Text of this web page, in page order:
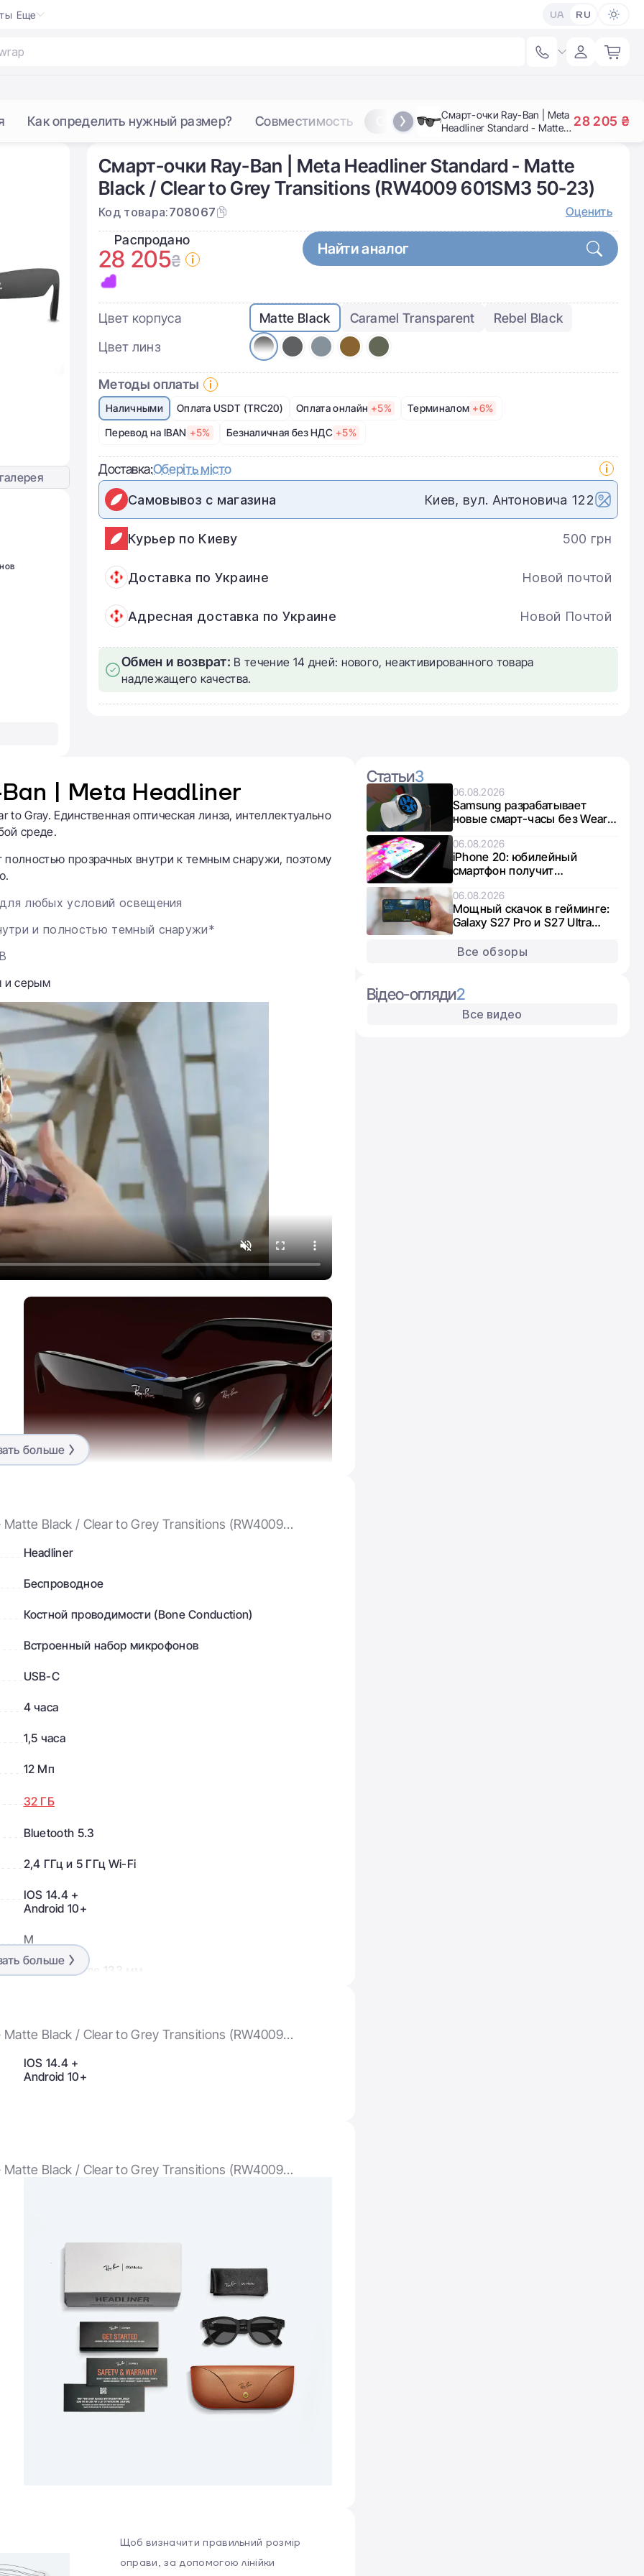
Еще UA RU
Как определить нужный размер? Совместимость Отзывы Вопросы
Смарт-очки Ray-Ban | Meta
Headliner Standard - Matte
601SM3 50-23)
28 205 ₴
Смарт-очки Ray-Ban | Meta Headliner Standard - Matte
Black / Clear to Grey Transitions (RW4009 601SM3 50-23)
Код товара:708067 Оценить
Распродано
28 205₴
Найти аналог
Цвет корпуса Matte Black Caramel Transparent
Rebel Black
Цвет линз
Методы оплаты
Наличными Оплата USDT (TRC20) Оплата онлайн +5% Терминалом +6%
Перевод на IBAN +5% Безналичная без НДС +5%
Доставка:Оберіть місто
Самовывоз с магазина Киев, вул. Антоновича 122
Курьер по Киеву 500 грн
Доставка по Украине Новой почтой
Адресная доставка по Украине Новой Почтой
Обмен и возврат: В течение 14 дней: нового, неактивированного товара
надлежащего качества.
| Meta Headliner
Gray. Единственная оптическая линза, интеллектуально
среде.
полностью прозрачных внутри к темным снаружи, поэтому
любых условий освещения
и полностью темный снаружи*
и серым
треками, звонками и окружением с
помощью незаметных динамиков с
открытым наушником. Они созданы по
басы и высокую максимальную громкость
шумной или ветряной среде. Все только для
направленному звуку.
сообщения
звонок. Кроме того, звоните и отправляйте сообщения
Зарядный кейс
До четырех часов работы от батареи, а
также изящный портативный зарядный
чехол, обеспечивающий до восьми
дополнительных зарядок в пути, означает,
что вы можете сосредоточиться на своем
дне без перерыва. Тонкий чехол
помещается в заднем кармане или сумке, а
интеллектуальная зарядка сохраняет и
продлевает срок службы аккумулятора.
больше
Black / Clear to Grey Transitions (RW4009
Headliner
Беспроводное
Костной проводимости (Bone Conduction)
Встроенный набор микрофонов
USB-C
4 часа
1,5 часа
12 Мп
32 ГБ
Bluetooth 5.3
2,4 ГГц и 5 ГГц Wi-Fi
IOS 14.4 +
Android 10+
М
Петля к петле 133 мм
Matte Black
Clear to Grey
Headliner
Фото: 3024x4032
Видео: 1440x1920 Px @30 Fps
больше
Black / Clear to Grey Transitions (RW4009
IOS 14.4 +
Android 10+
Black / Clear to Grey Transitions (RW4009
Щоб визначити правильний розмір
оправи, за допомогою лінійки
Статьи3
06.08.2026
Samsung разрабатывает
новые смарт-часы без Wear
OS: что известно о Galaxy
Aero
06.08.2026
iPhone 20: юбилейный
смартфон получит
увеличенные дисплеи
06.08.2026
Мощный скачок в гейминге:
Galaxy S27 Pro и S27 Ultra
получат графику нового
поколения
Все обзоры
Відео-огляди2
Все видео